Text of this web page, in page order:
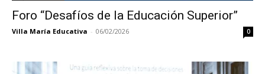
Foro “Desafíos de la Educación Superior”
Villa María Educativa - 06/02/2026 0